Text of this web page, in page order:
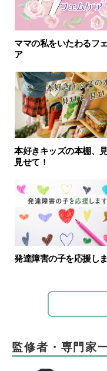
ママの私をいたわるフ
ア
本好きキッズの本棚、
見せて！
発達障害の子を応援しま
監修者・専門家